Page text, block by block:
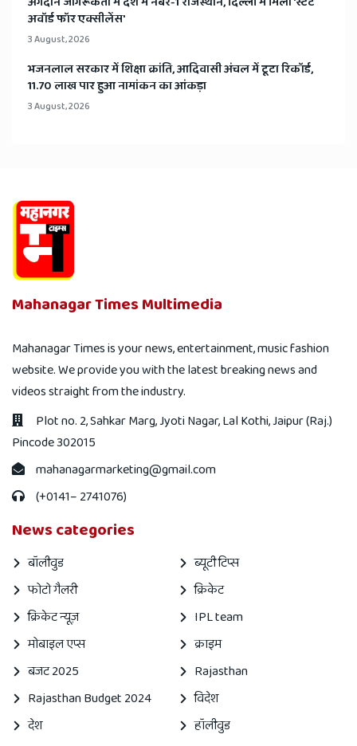
अवॉर्ड फॉर एक्सीलेंस'
3 August, 2026
भजनलाल सरकार में शिक्षा क्रांति, आदिवासी अंचल में टूटा रिकॉर्ड,
11.70 लाख पार हुआ नामांकन का आंकड़ा
3 August, 2026
Mahanagar Times Multimedia
Mahanagar Times is your news, entertainment, music fashion
website. We provide you with the latest breaking news and
videos straight from the industry.
Plot no. 2, Sahkar Marg, Jyoti Nagar, Lal Kothi, Jaipur (Raj.)
Pincode 302015
mahanagarmarketing@gmail.com
(+0141– 2741076)
News categories
बॉलीवुड
ब्यूटी टिप्स
फोटो गैलरी
क्रिकेट
क्रिकेट न्यूज़
IPL team
मोबाइल एप्स
क्राइम
बजट 2025
Rajasthan
Rajasthan Budget 2024
विदेश
देश
हॉलीवुड